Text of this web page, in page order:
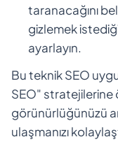
taranacağını
gizlemek
ayarlayın.
Bu teknik SEO
SEO" stratejilerine
görünürlüğünüzü
ulaşmanızı